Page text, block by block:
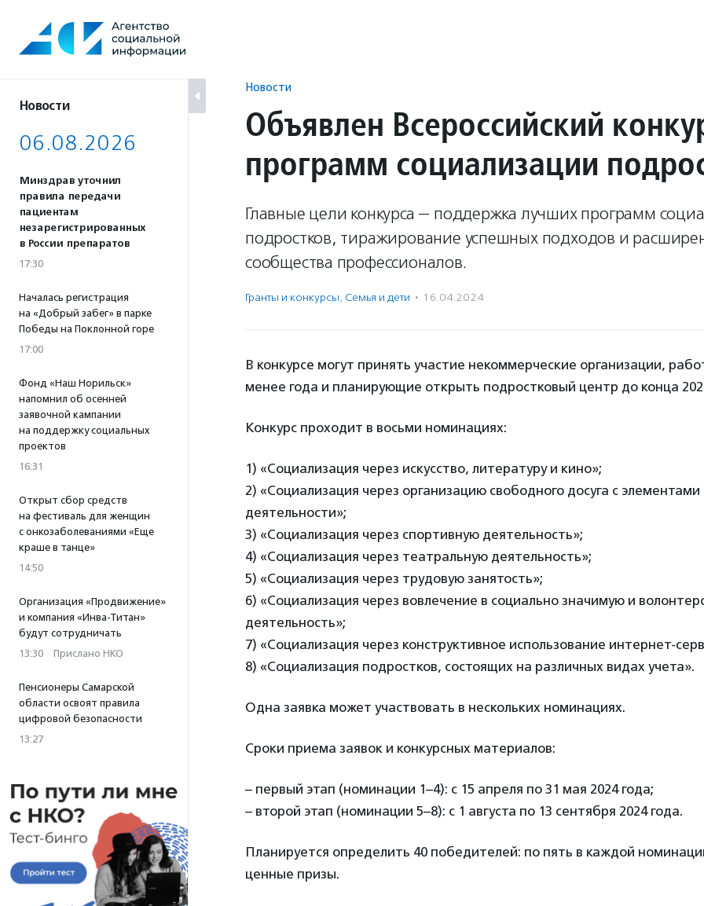
содержанию
Новости
06.08.2026
Минздрав уточнил
правила передачи
пациентам
незарегистрированных
в России препаратов
17:30
Началась регистрация
на «Добрый забег» в парке
Победы на Поклонной горе
17:00
Фонд «Наш Норильск»
напомнил об осенней
заявочной кампании
на поддержку социальных
проектов
16:31
Открыт сбор средств
на фестиваль для женщин
с онкозаболеваниями «Еще
краше в танце»
14:50
Организация «Продвижение»
и компания «Инва-Титан»
будут сотрудничать
13:30 · Прислано НКО
Пенсионеры Самарской
области освоят правила
цифровой безопасности
13:27
Новости
Объявлен Всероссийский
программ социализации
Главные цели конкурса — поддержка лучших программ
подростков, тиражирование успешных подходов и
сообщества профессионалов.
Гранты и конкурсы, Семья и дети · 16.04.2024
В конкурсе могут принять участие некоммерческие организации,
менее года и планирующие открыть подростковый центр до конца
Конкурс проходит в восьми номинациях:
1) «Социализация через искусство, литературу и кино»;
2) «Социализация через организацию свободного досуга с элементами
деятельности»;
3) «Социализация через спортивную деятельность»;
4) «Социализация через театральную деятельность»;
5) «Социализация через трудовую занятость»;
6) «Социализация через вовлечение в социально значимую и
деятельность»;
7) «Социализация через конструктивное использование интернет-
8) «Социализация подростков, состоящих на различных видах учета».
Одна заявка может участвовать в нескольких номинациях.
Сроки приема заявок и конкурсных материалов:
– первый этап (номинации 1–4): с 15 апреля по 31 мая 2024 года;
– второй этап (номинации 5–8): с 1 августа по 13 сентября 2024 года.
Планируется определить 40 победителей: по пять в каждой
ценные призы.